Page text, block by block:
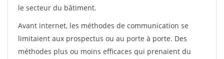
le secteur du bâtiment.
Avant internet, les méthodes de communication se
limitaient aux prospectus ou au porte à porte. Des
méthodes plus ou moins efficaces qui prenaient du